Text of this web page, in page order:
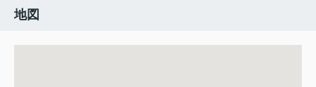
地図